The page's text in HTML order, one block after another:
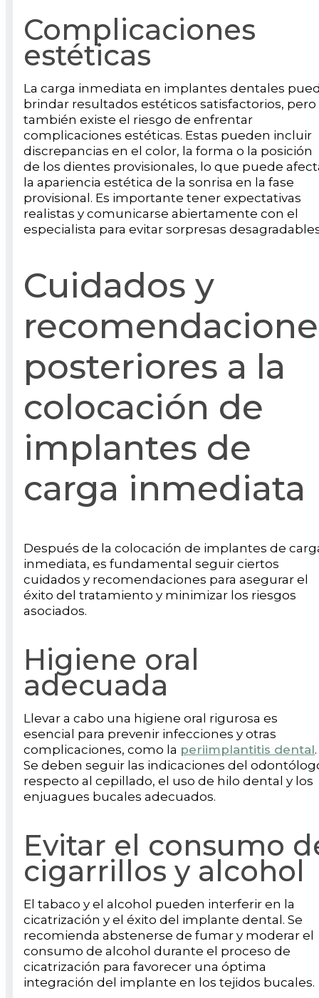
Complicaciones
estéticas
La carga inmediata en implantes dentales
brindar resultados estéticos satisfactorios, pero
también existe el riesgo de enfrentar
complicaciones estéticas. Estas pueden incluir
discrepancias en el color, la forma o la posición
de los dientes provisionales, lo que puede
la apariencia estética de la sonrisa en la fase
provisional. Es importante tener expectativas
realistas y comunicarse abiertamente con el
especialista para evitar sorpresas
Cuidados y
posteriores a la
colocación de
implantes de
carga inmediata
Después de la colocación de implantes de
inmediata, es fundamental seguir ciertos
cuidados y recomendaciones para asegurar el
éxito del tratamiento y minimizar los riesgos
asociados.
Higiene oral
adecuada
Llevar a cabo una higiene oral rigurosa es
esencial para prevenir infecciones y otras
complicaciones, como la periimplantitis dental.
Se deben seguir las indicaciones del
respecto al cepillado, el uso de hilo dental y los
enjuagues bucales adecuados.
Evitar el consumo
cigarrillos y alcohol
El tabaco y el alcohol pueden interferir en la
cicatrización y el éxito del implante dental. Se
recomienda abstenerse de fumar y moderar el
consumo de alcohol durante el proceso de
cicatrización para favorecer una óptima
integración del implante en los tejidos bucales.